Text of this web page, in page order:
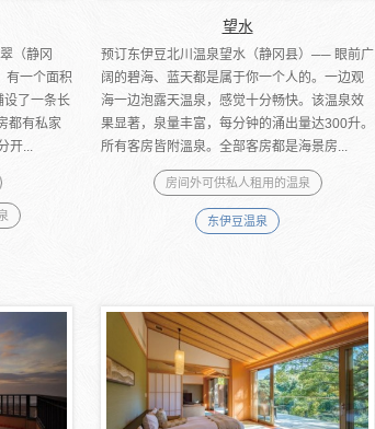
（静冈
有一个面积
设了一条长
都有私家
开...
望水
预订东伊豆北川温泉望水（静冈县）── 眼前广
阔的碧海、蓝天都是属于你一个人的。一边观
海一边泡露天温泉，感觉十分畅快。该温泉效
果显著，泉量丰富，每分钟的涌出量达300升。
所有客房皆附溫泉。全部客房都是海景房...
房间外可供私人租用的温泉
东伊豆温泉